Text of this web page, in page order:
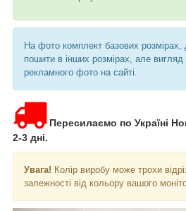
На фото комплект базових
пошити в інших розмірах, але вигляд
рекламного фото на сайті.
Пересилаємо по Україні
2-3 дні.
Увага! Колір виробу може трохи
залежності від кольору вашого